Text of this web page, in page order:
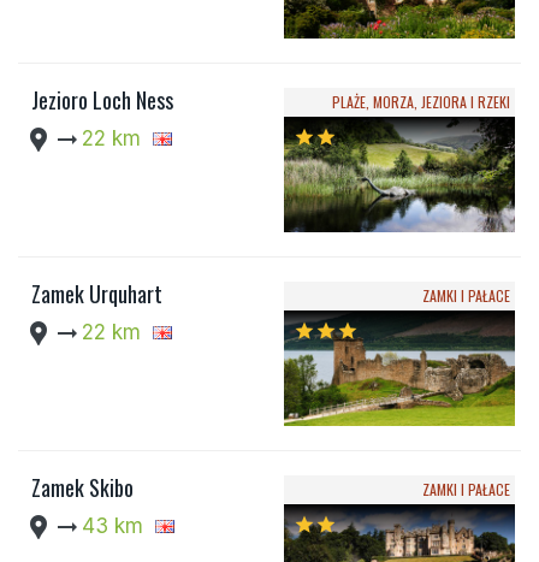
Jezioro Loch Ness
location_pin arrow_right_alt 22 km
PLAŻE, MORZA, JEZIORA I RZEKI
starstar
Zamek Urquhart
location_pin arrow_right_alt 22 km
ZAMKI I PAŁACE
starstarstar
Zamek Skibo
location_pin arrow_right_alt 43 km
ZAMKI I PAŁACE
starstar